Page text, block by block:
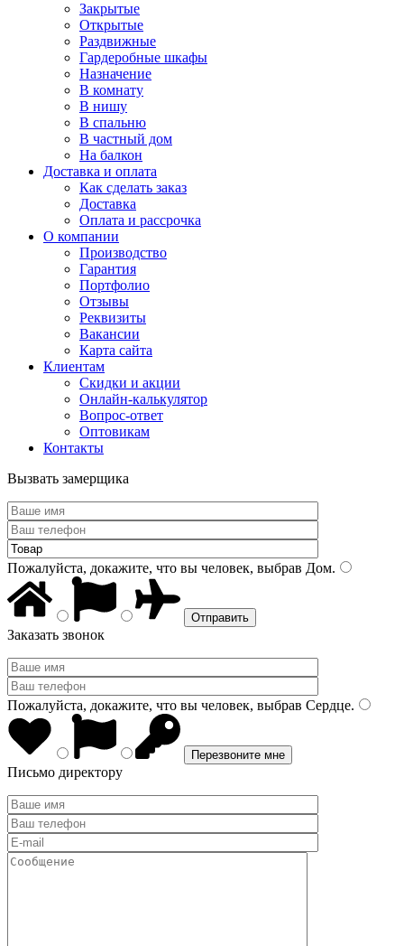
Закрытые
Открытые
Раздвижные
Гардеробные шкафы
Назначение
В комнату
В нишу
В спальню
В частный дом
На балкон
Доставка и оплата
Как сделать заказ
Доставка
Оплата и рассрочка
О компании
Производство
Гарантия
Портфолио
Отзывы
Реквизиты
Вакансии
Карта сайта
Клиентам
Скидки и акции
Онлайн-калькулятор
Вопрос-ответ
Оптовикам
Контакты
Вызвать замерщика
Пожалуйста, докажите, что вы человек, выбрав Дом.
Заказать звонок
Пожалуйста, докажите, что вы человек, выбрав Сердце.
Письмо директору